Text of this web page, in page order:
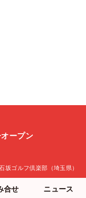
ープン
坂ゴルフ倶楽部（埼玉県）
合せ ニュース